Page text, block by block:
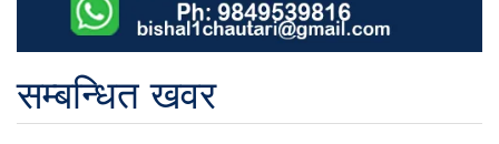
सम्बन्धित खवर